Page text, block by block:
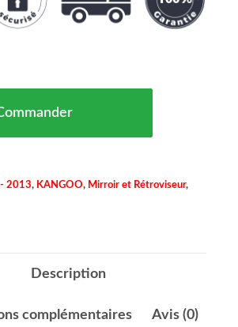
2013, KANGOO, Mirroir et Rétroviseur,
Description
complémentaires Avis (0)